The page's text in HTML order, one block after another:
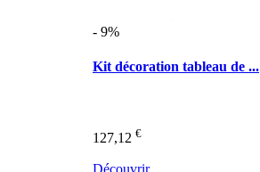
- 9%
Kit décoration tableau de ...
127,12 €
Découvrir